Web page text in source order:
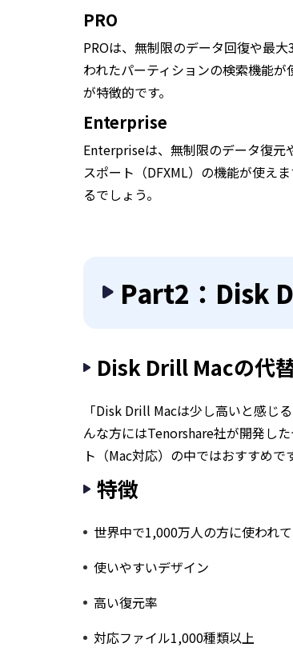
PRO
PROは、無制限のデータ回復や最
われたパーティションの検索機能
が特徴的です。
Enterprise
Enterpriseは、無制限のデータ復元
スポート（DFXML）の機能が使え
るでしょう。
Part2：Disk
Disk Drill Macの代
「Disk Drill Macは少し高いと感じ
んな方にはTenorshare社が開発し
ト（Mac対応）の中ではおすすめで
特徴
世界中で1,000万人の方に使われ
使いやすいデザイン
高い復元率
対応ファイル1,000種類以上